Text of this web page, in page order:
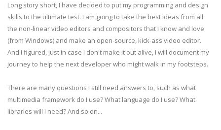
Long story short, I have decided to put my programming and design
skills to the ultimate test. I am going to take the best ideas from all
the non-linear video editors and compositors that I know and love
(from Windows) and make an open-source, kick-ass video editor.
And I figured, just in case I don't make it out alive, I will document my
journey to help the next developer who might walk in my footsteps.
There are many questions I still need answers to, such as what
multimedia framework do I use? What language do I use? What
libraries will I need? And so on...